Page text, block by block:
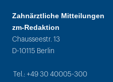
Zahnärztliche Mitteilungen
zm-Redaktion
Chausseestr. 13
D-10115 Berlin
Tel.: +49 30 40005-300